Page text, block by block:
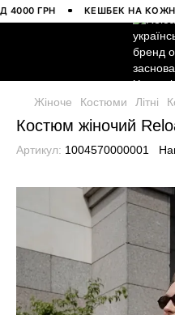
ГРН КЕШБЕК НА КОЖНЕ
Жіноче Костюми Літні
Костюм жіночий
Артикул: 1004570000001